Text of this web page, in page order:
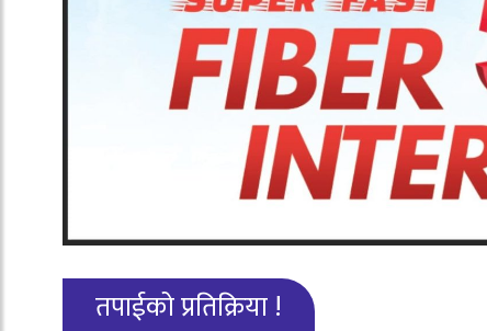
तपाईको प्रतिक्रिया !